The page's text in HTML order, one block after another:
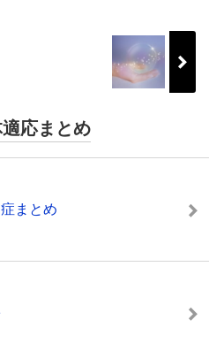
応まとめ
まとめ